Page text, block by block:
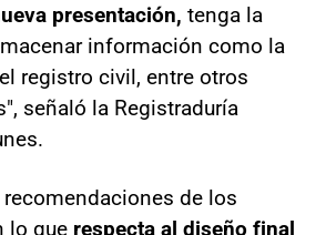
presentación, tenga la
información como la
registro civil, entre otros
señaló la Registraduría
de los
lo que respecta al diseño final